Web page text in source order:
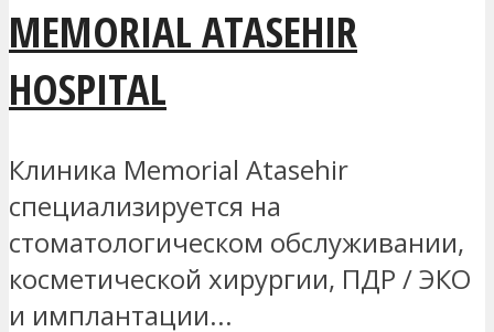
MEMORIAL ATASEHIR
HOSPITAL
Клиника Memorial Atasehir
специализируется на
стоматологическом обслуживании,
косметической хирургии, ПДР / ЭКО
и имплантации...